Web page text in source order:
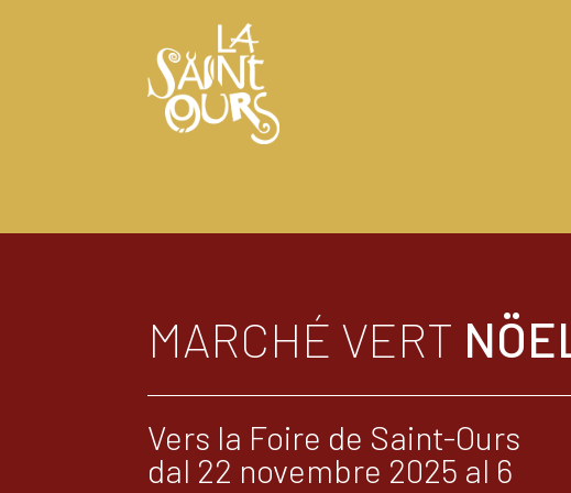
MARCHÉ VERT
Vers la Foire de Saint-Ours
dal 22 novembre 2025 al 6